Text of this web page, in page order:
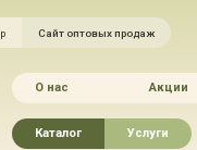
Сайт оптовых продаж
О нас Акции
Каталог Услуги